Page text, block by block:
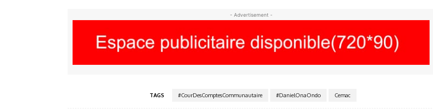
- Advertisement -
TAGS #CourDesComptesCommunautaire #DanielOnaOndo Cemac